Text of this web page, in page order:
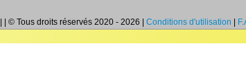
| | © Tous droits réservés 2020 - 2026 | Conditions d'utilisation |